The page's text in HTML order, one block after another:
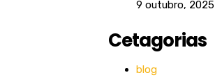
9 outubro, 2025
Cetagorias
blog